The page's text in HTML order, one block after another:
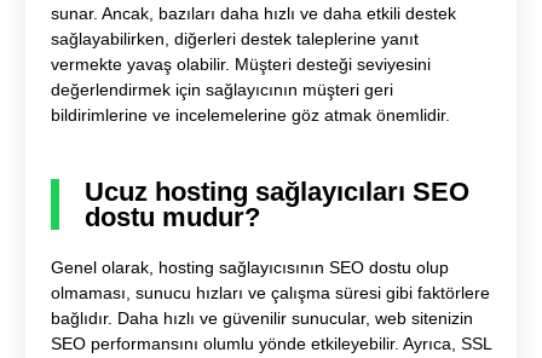
sunar. Ancak, bazıları daha hızlı ve daha etkili destek
sağlayabilirken, diğerleri destek taleplerine yanıt
vermekte yavaş olabilir. Müşteri desteği seviyesini
değerlendirmek için sağlayıcının müşteri geri
bildirimlerine ve incelemelerine göz atmak önemlidir.
Ucuz hosting sağlayıcıları SEO
dostu mudur?
Genel olarak, hosting sağlayıcısının SEO dostu olup
olmaması, sunucu hızları ve çalışma süresi gibi faktörlere
bağlıdır. Daha hızlı ve güvenilir sunucular, web sitenizin
SEO performansını olumlu yönde etkileyebilir. Ayrıca, SSL